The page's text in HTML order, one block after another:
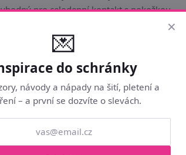
pro celodenní kontakt s pokožkou.
a zaručují vysokou odolnost prádla.
dárkové krabičce, což z produktu dělá
×
💌
do schránky
návody a nápady na šití, pletení a
– a první se dozvíte o slevách.